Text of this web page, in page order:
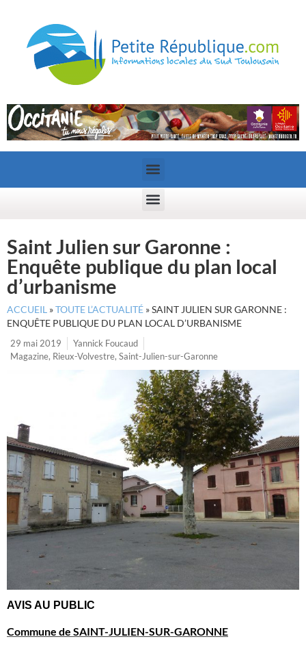
Saint Julien sur Garonne :
Enquête publique du plan local
d’urbanisme
ACCUEIL »TOUTE L’ACTUALITÉ »SAINT JULIEN SUR GARONNE :
ENQUÊTE PUBLIQUE DU PLAN LOCAL D’URBANISME
29 mai 2019
Yannick Foucaud
Magazine, Rieux-Volvestre, Saint-Julien-sur-Garonne
AVIS AU PUBLIC
Commune de SAINT-JULIEN-SUR-GARONNE